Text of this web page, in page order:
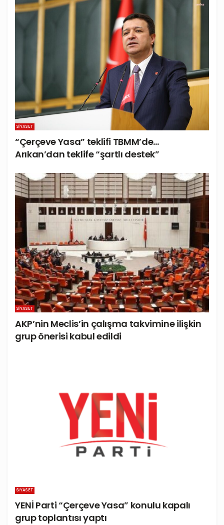
SIYASET
“Çerçeve Yasa” teklifi TBMM’de…
Arıkan’dan teklife “şartlı destek”
SIYASET
AKP’nin Meclis’in çalışma takvimine ilişkin
grup önerisi kabul edildi
SIYASET
YENİ Parti “Çerçeve Yasa” konulu kapalı
grup toplantısı yaptı